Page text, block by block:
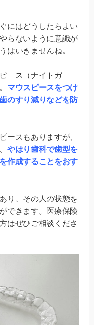
にはどうしたらよい
らないように意識が
はいきませんね。
ース（ナイトガー
マウスピースをつけ
のすり減りなどを防
ースもありますが、
やはり歯科で歯型を
作成することをおす
り、その人の状態を
できます。医療保険
はぜひご相談くださ